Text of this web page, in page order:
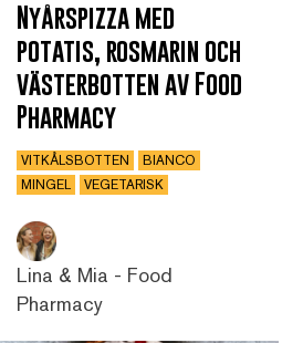
Nyårspizza med
potatis, rosmarin och
västerbotten av Food
Pharmacy
VITKÅLSBOTTEN
BIANCO
MINGEL
VEGETARISK
Lina & Mia - Food
Pharmacy